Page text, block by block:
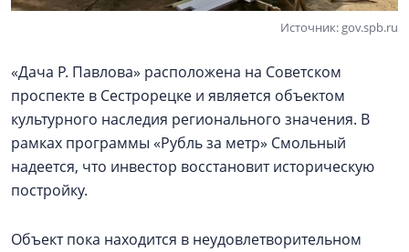
Источник: gov.spb.ru
«Дача Р. Павлова» расположена на Советском
проспекте в Сестрорецке и является объектом
культурного наследия регионального значения. В
рамках программы «Рубль за метр» Смольный
надеется, что инвестор восстановит историческую
постройку.
Объект пока находится в неудовлетворительном